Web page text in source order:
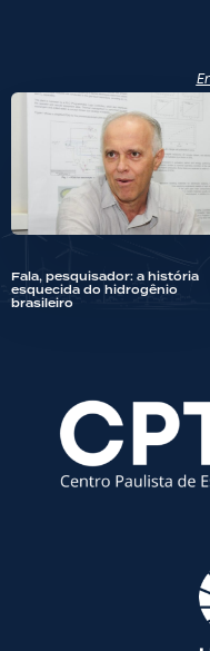
Fala, pesquisador: a história
esquecida do hidrogênio
brasileiro